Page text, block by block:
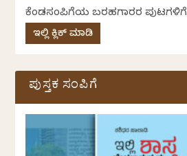
ಕೆಂಡಸಂಪಿಗೆಯ ಬರಹಗಾರರ ಪುಟಗಳಿಗೆ
ಇಲ್ಲಿ ಕ್ಲಿಕ್ ಮಾಡಿ
ಪುಸ್ತಕ ಸಂಪಿಗೆ